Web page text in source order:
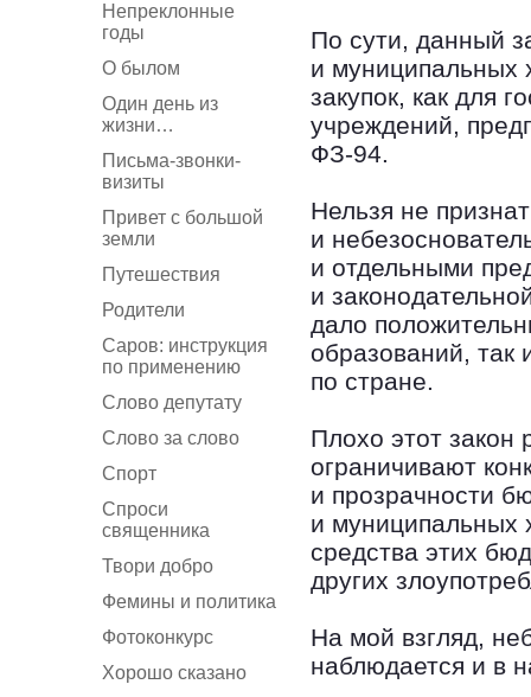
Непреклонные
годы
О былом
Один день из
жизни…
Письма-звонки-
визиты
Привет с большой
земли
Путешествия
Родители
Саров: инструкция
по применению
Слово депутату
Слово за слово
Спорт
Спроси
священника
Твори добро
Фемины и политика
Фотоконкурс
Хорошо сказано
По сути, данный
и муниципальных
закупок, как для
учреждений,
ФЗ-94.
Нельзя не
и
и отдельными
и
дало
образований, так
по стране.
Плохо этот закон
ограничивают
и прозрачности
и муниципальных
средства этих
других
На мой взгляд,
наблюдается и в